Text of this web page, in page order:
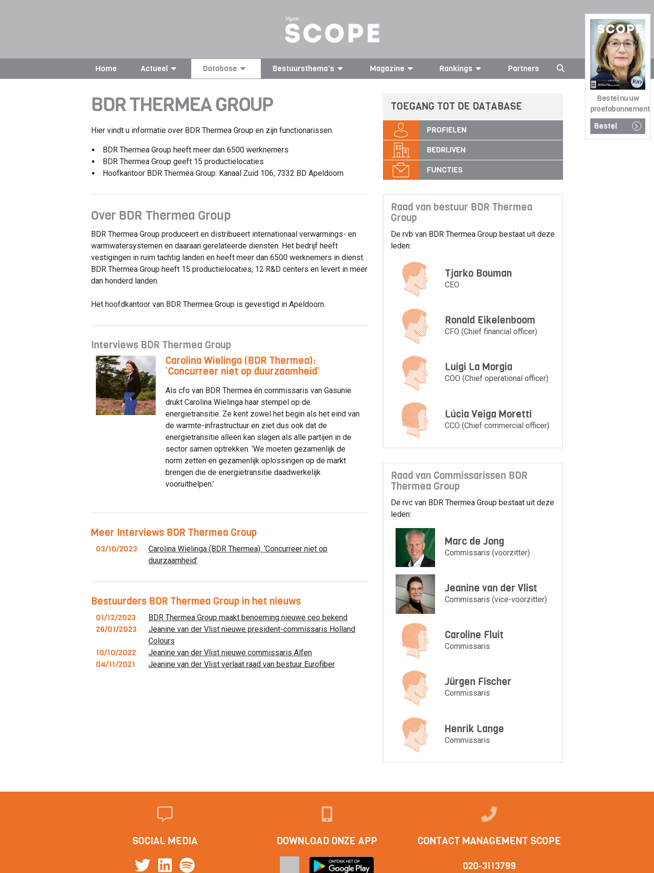
Bestel nu uw
proefabonnement
Bestel
Home Actueel Database Bestuursthema's Magazine Rankings Partners
BDR THERMEA GROUP
Hier vindt u informatie over BDR Thermea Group en zijn functionarissen.
BDR Thermea Group heeft meer dan 6500 werknemers
BDR Thermea Group geeft 15 productielocaties
Hoofkantoor BDR Thermea Group: Kanaal Zuid 106, 7332 BD Apeldoorn
Over BDR Thermea Group
BDR Thermea Group produceert en distribueert internationaal verwarmings- en
warmwatersystemen en daaraan gerelateerde diensten. Het bedrijf heeft
vestigingen in ruim tachtig landen en heeft meer dan 6500 werknemers in dienst.
BDR Thermea Group heeft 15 productielocaties, 12 R&D centers en levert in meer
dan honderd landen.
Het hoofdkantoor van BDR Thermea Group is gevestigd in Apeldoorn.
Interviews BDR Thermea Group
Carolina Wielinga (BDR Thermea):
‘Concurreer niet op duurzaamheid’
Als cfo van BDR Thermea én commissaris van Gasunie
drukt Carolina Wielinga haar stempel op de
energietransitie. Ze kent zowel het begin als het eind van
de warmte-infrastructuur en ziet dus ook dat de
energietransitie alleen kan slagen als alle partijen in de
sector samen optrekken. ‘We moeten gezamenlijk de
norm zetten en gezamenlijk oplossingen op de markt
brengen die de energietransitie daadwerkelijk
vooruithelpen.’
Meer Interviews BDR Thermea Group
03/10/2023
Carolina Wielinga (BDR Thermea): ‘Concurreer niet op
duurzaamheid’
Bestuurders BDR Thermea Group in het nieuws
01/12/2023 BDR Thermea Group maakt benoeming nieuwe ceo bekend
26/01/2023
Jeanine van der Vlist nieuwe president-commissaris Holland
Colours
10/10/2022 Jeanine van der Vlist nieuwe commissaris Alfen
04/11/2021 Jeanine van der Vlist verlaat raad van bestuur Eurofiber
TOEGANG TOT DE DATABASE
PROFIELEN
BEDRIJVEN
FUNCTIES
Raad van bestuur BDR Thermea
Group
De rvb van BDR Thermea Group bestaat uit deze
leden:
Tjarko Bouman
CEO
Ronald Eikelenboom
CFO (Chief financial officer)
Luigi La Morgia
COO (Chief operational officer)
Lúcia Veiga Moretti
CCO (Chief commercial officer)
Raad van Commissarissen BDR
Thermea Group
De rvc van BDR Thermea Group bestaat uit deze
leden:
Marc de Jong
Commissaris (voorzitter)
Jeanine van der Vlist
Commissaris (vice-voorzitter)
Caroline Fluit
Commissaris
Jürgen Fischer
Commissaris
Henrik Lange
Commissaris
SOCIAL MEDIA DOWNLOAD ONZE APP CONTACT MANAGEMENT SCOPE
020-3113799